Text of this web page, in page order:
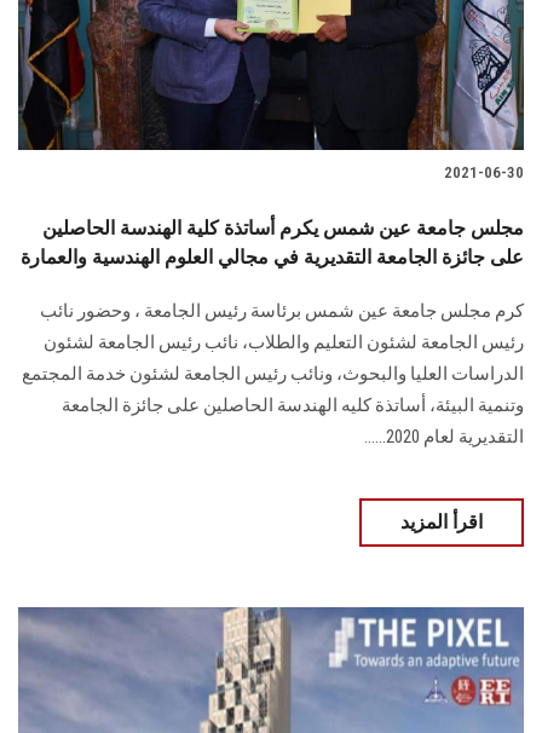
2021-06-30
مجلس جامعة عين شمس يكرم أساتذة كلية الهندسة الحاصلين
على جائزة الجامعة التقديرية في مجالي العلوم الهندسية والعمارة
كرم مجلس جامعة عين شمس برئاسة رئيس الجامعة ، وحضور نائب
رئيس الجامعة لشئون التعليم والطلاب، نائب رئيس الجامعة لشئون
الدراسات العليا والبحوث، ونائب رئيس الجامعة لشئون خدمة المجتمع
وتنمية البيئة، أساتذة كليه الهندسة الحاصلين على جائزة الجامعة
التقديرية لعام 2020......
اقرأ المزيد